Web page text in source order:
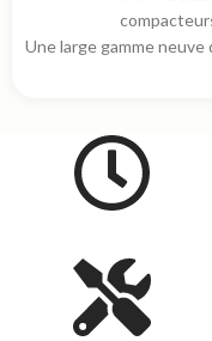
Une large gamme neuve